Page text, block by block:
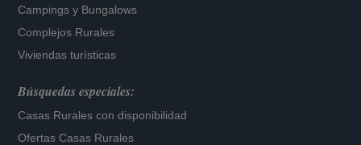
Campings y Bungalows
Complejos Rurales
Viviendas turísticas
Búsquedas especiales:
Casas Rurales con disponibilidad
Ofertas Casas Rurales